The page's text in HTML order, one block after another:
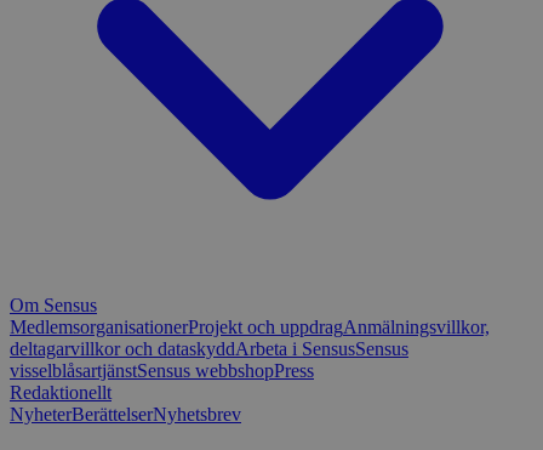
Om Sensus
MedlemsorganisationerProjekt och uppdragAnmälningsvillkor,
deltagarvillkor och dataskyddArbeta i SensusSensus
visselblåsartjänstSensus webbshopPress
Redaktionellt
NyheterBerättelserNyhetsbrev